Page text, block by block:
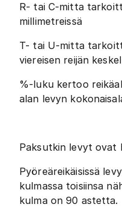
R- tai C-mitta
millimetreissä
T- tai U-mitta
viereisen reijän
%-luku kertoo
alan levyn
Paksutkin levyt ovat
Pyöreäreikäisissä
kulmassa toisiinsa
kulma on 90 astetta.